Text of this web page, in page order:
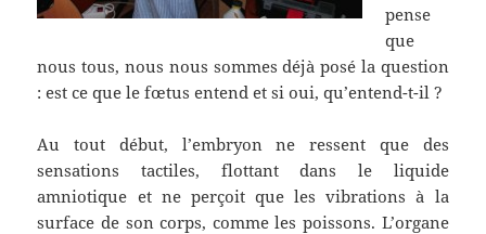
pense
que
nous tous, nous nous sommes déjà posé la question
: est ce que le fœtus entend et si oui, qu’entend-t-il ?
Au tout début, l’embryon ne ressent que des
sensations tactiles, flottant dans le liquide
amniotique et ne perçoit que les vibrations à la
surface de son corps, comme les poissons. L’organe